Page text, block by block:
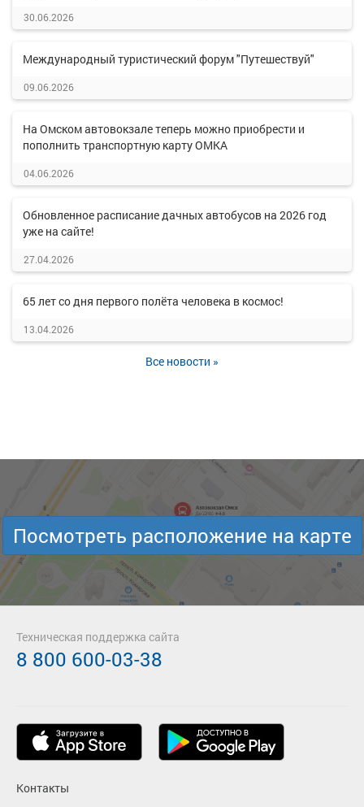
30.06.2026
Международный туристический форум "Путешествуй"
09.06.2026
На Омском автовокзале теперь можно приобрести и
пополнить транспортную карту ОМКА
04.06.2026
Обновленное расписание дачных автобусов на 2026 год
уже на сайте!
27.04.2026
65 лет со дня первого полёта человека в космос!
13.04.2026
Все новости »
Посмотреть расположение на карте
Контакты
Техническая поддержка сайта
8 800 600-03-38